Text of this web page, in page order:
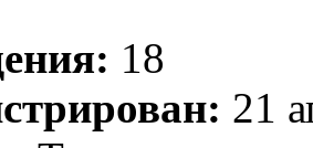
18
21